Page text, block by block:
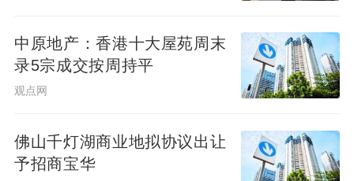
和海康威视（002415.SZ），净利润均超100
亿元。
数据来源：上市公司公告、优采大数据
整理
中原地产：香港十大屋苑周末
录5宗成交按周持平
观点网
佛山千灯湖商业地拟协议出让
予招商宝华